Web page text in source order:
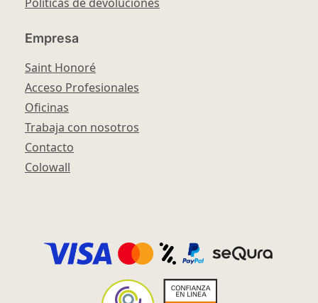
Empresa
Saint Honoré
Acceso Profesionales
Oficinas
Trabaja con nosotros
Contacto
Colowall